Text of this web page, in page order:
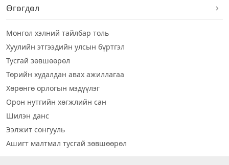
Өгөгдөл
Монгол хэлний тайлбар толь
Хуулийн этгээдийн улсын бүртгэл
Тусгай зөвшөөрөл
Төрийн худалдан авах ажиллагаа
Хөрөнгө орлогын мэдүүлэг
Орон нутгийн хөгжлийн сан
Шилэн данс
Ээлжит сонгууль
Ашигт малтмал тусгай зөвшөөрөл